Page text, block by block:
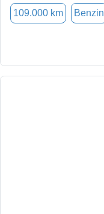
109.000 km Benzin